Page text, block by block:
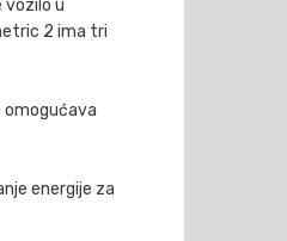
u
2 ima tri
omogućava
energije za